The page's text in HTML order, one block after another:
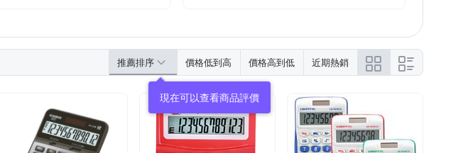
推薦排序 價格低到高 價格高到低 近期熱銷